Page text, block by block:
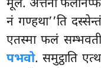
मूलं. अत्तनो
नं गण्हथा’’ति
एतस्मा फलं
पभवो. समुट्ठाति